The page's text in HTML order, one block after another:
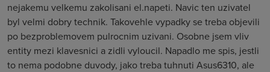
nejakemu velkemu zakolisani el.napeti. Navic ten uzivatel
byl velmi dobry technik. Takovehle vypadky se treba objevili
po bezproblemovem pulrocnim uzivani. Osobne jsem vliv
entity mezi klavesnici a zidli vyloucil. Napadlo me spis, jestli
to nema podobne duvody, jako treba tuhnuti Asus6310, ale